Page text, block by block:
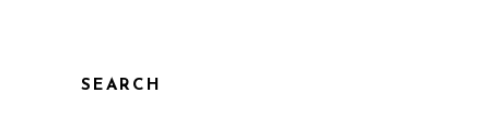
SEARCH